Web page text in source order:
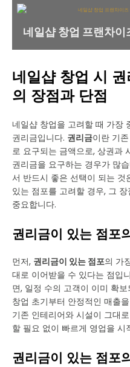
네일샵 창업 프랜차
네일샵 창업 시
의 장점과 단점
네일샵 창업을 고려할 때 가장
권리금입니다. 권리금이란 기
로 요구되는 금액으로, 상권과
권리금을 요구하는 경우가 많
서 반드시 좋은 선택이 되는
있는 점포를 고려할 경우, 그
중요합니다.
권리금이 있는 점포
먼저, 권리금이 있는 점포의 가
대로 이어받을 수 있다는 점입
면, 일정 수의 고객이 이미 확
창업 초기부터 안정적인 매출
기존 인테리어와 시설이 그대
할 필요 없이 빠르게 영업을 시
권리금이 있는 점포